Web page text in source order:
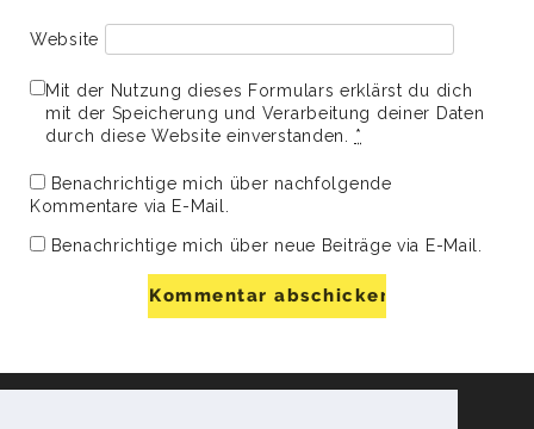
Website
Mit der Nutzung dieses Formulars erklärst du dich
mit der Speicherung und Verarbeitung deiner Daten
durch diese Website einverstanden. *
Benachrichtige mich über nachfolgende
Kommentare via E-Mail.
Benachrichtige mich über neue Beiträge via E-Mail.